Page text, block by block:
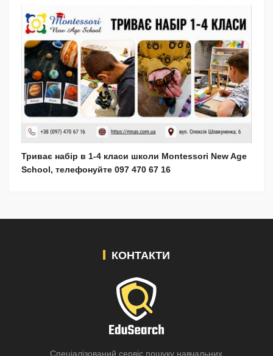
Триває набір в 1-4 класи школи Montessori New Age
School, телефонуйте 097 470 67 16
КОНТАКТИ
Спеціалізований сервіс пошуку навчальних